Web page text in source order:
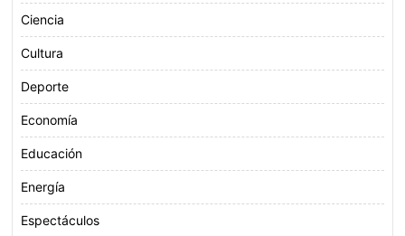
Ciencia
Cultura
Deporte
Economía
Educación
Energía
Espectáculos